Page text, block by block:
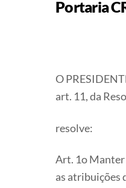
Portaria
O
art. 11, da
resolve:
Art. 1o Manter
as atribuições